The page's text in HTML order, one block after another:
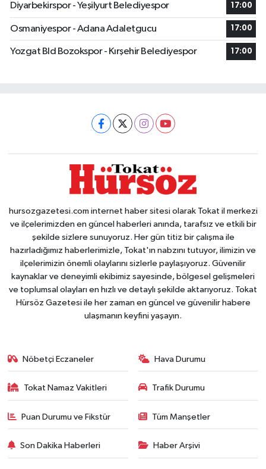
Diyarbekirspor - Yeşilyurt Belediyespor 17:00
Osmaniyespor - Adana Adaletgucu 17:00
Yozgat Bld Bozokspor - Kırşehir Belediyespor 17:00
hursozgazetesi.com internet haber sitesi olarak Tokat il merkezi
ve ilçelerimizden en güncel haberleri anında, tarafsız ve etkili bir
şekilde sizlere sunuyoruz. Her gün titiz bir çalışma ile
hazırladığımız haberlerimizle, Tokat'ın nabzını tutuyor, ilimizin ve
ilçelerimizin önemli olaylarını sizlerle paylaşıyoruz. Güvenilir
kaynaklar ve deneyimli ekibimiz sayesinde, bölgesel gelişmeleri
ve toplumsal olayları en hızlı ve detaylı şekilde aktarıyoruz. Tokat
Hürsöz Gazetesi ile her zaman en güncel ve güvenilir habere
ulaşmanın keyfini yaşayın.
Nöbetçi Eczaneler Hava Durumu
Tokat Namaz Vakitleri Trafik Durumu
Puan Durumu ve Fikstür Tüm Manşetler
Son Dakika Haberleri Haber Arşivi